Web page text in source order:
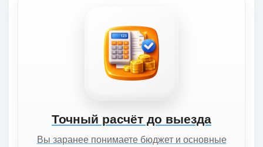
Точный расчёт до выезда
Вы заранее понимаете бюджет и основные